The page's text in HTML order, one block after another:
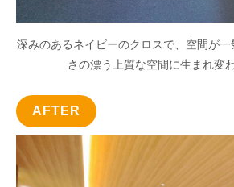
深みのあるネイビーのクロスで、空間が
さの漂う上質な空間に生まれ変
AFTER